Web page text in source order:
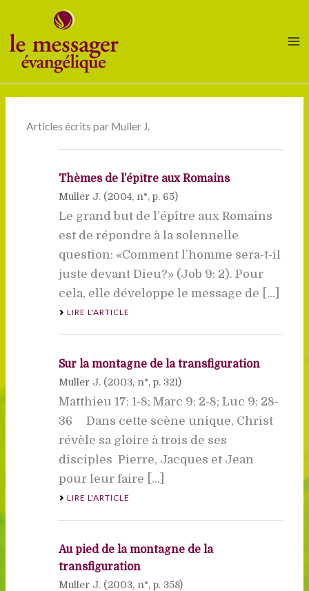
contenu
Articles écrits par Muller J.
Thèmes de l’épître aux Romains
Muller J. (2004, n°, p. 65)
Le grand but de l’épître aux Romains
est de répondre à la solennelle
question: «Comment l’homme sera-t-il
juste devant Dieu?» (Job 9: 2). Pour
cela, elle développe le message de [...]
LIRE L'ARTICLE
Sur la montagne de la transfiguration
Muller J. (2003, n°, p. 321)
Matthieu 17: 1-8; Marc 9: 2-8; Luc 9: 28-
36 Dans cette scène unique, Christ
révèle sa gloire à trois de ses
disciples  Pierre, Jacques et Jean 
pour leur faire [...]
LIRE L'ARTICLE
Au pied de la montagne de la
transfiguration
Muller J. (2003, n°, p. 358)